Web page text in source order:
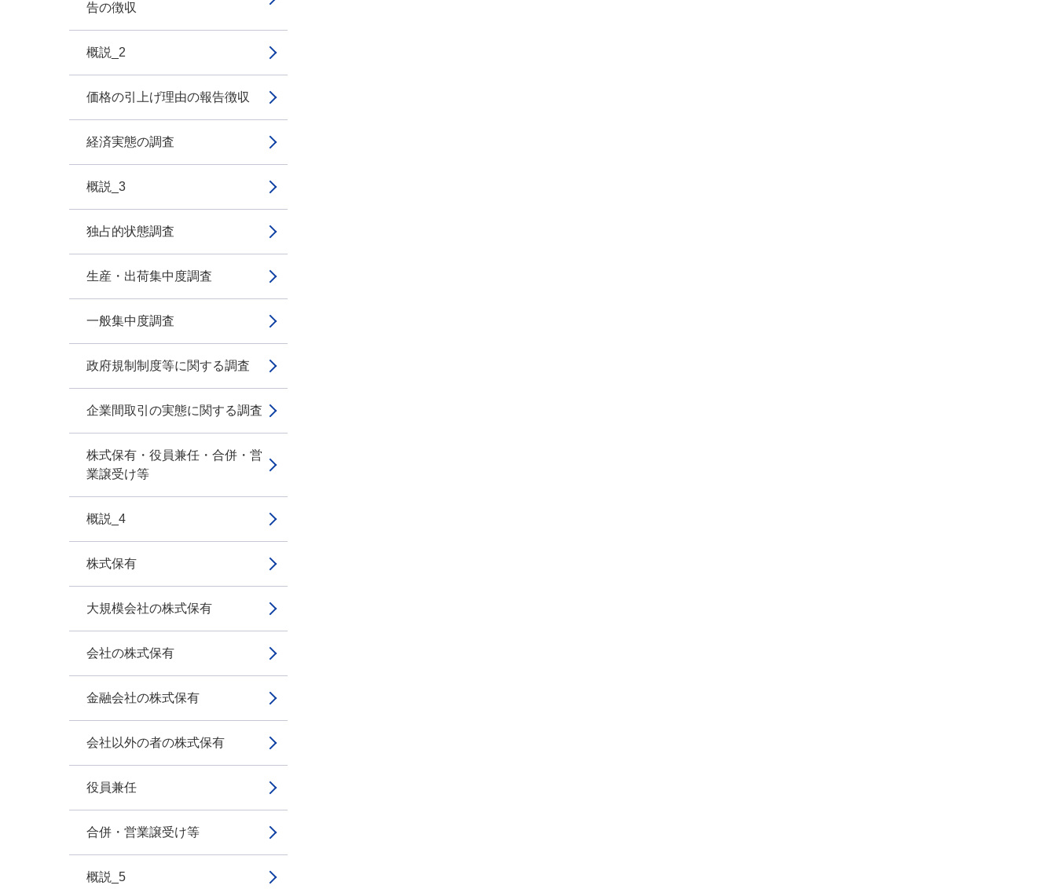
告の徴収
概説_2
価格の引上げ理由の報告徴収
経済実態の調査
概説_3
独占的状態調査
生産・出荷集中度調査
一般集中度調査
政府規制制度等に関する調査
企業間取引の実態に関する調査
株式保有・役員兼任・合併・営
業譲受け等
概説_4
株式保有
大規模会社の株式保有
会社の株式保有
金融会社の株式保有
会社以外の者の株式保有
役員兼任
合併・営業譲受け等
概説_5